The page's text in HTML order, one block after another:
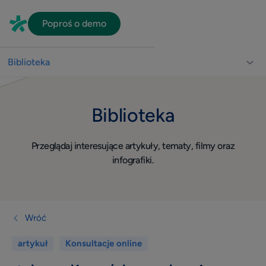
Poproś o demo
Biblioteka
Przeglądaj interesujące artykuły, tematy, filmy oraz
infografiki.
Biblioteka
Usprawnienie pracy gabinetu
Wizerunek
Dla lekarza
Wróć
artykuł Konsultacje online